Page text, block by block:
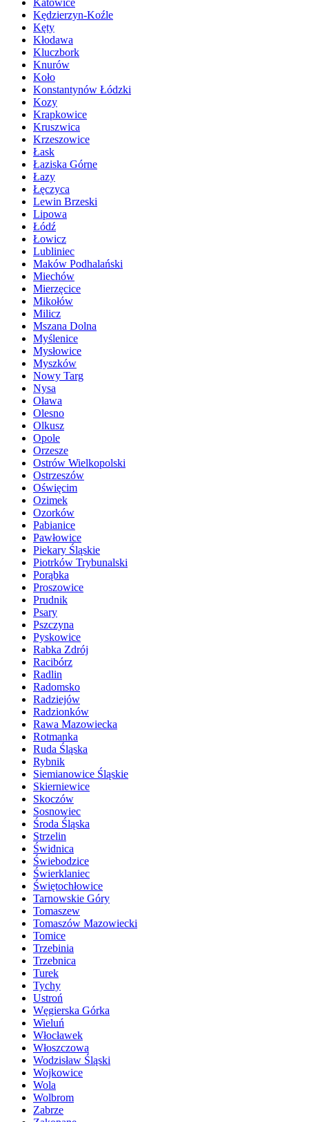
Kędzierzyn-Koźle
Kęty
Kłodawa
Kluczbork
Knurów
Koło
Konstantynów Łódzki
Kozy
Krapkowice
Kruszwica
Krzeszowice
Łask
Łaziska Górne
Łazy
Łęczyca
Lewin Brzeski
Lipowa
Łódź
Łowicz
Lubliniec
Maków Podhalański
Miechów
Mierzęcice
Mikołów
Milicz
Mszana Dolna
Myślenice
Mysłowice
Myszków
Nowy Targ
Nysa
Oława
Olesno
Olkusz
Opole
Orzesze
Ostrów Wielkopolski
Ostrzeszów
Oświęcim
Ozimek
Ozorków
Pabianice
Pawłowice
Piekary Śląskie
Piotrków Trybunalski
Porąbka
Proszowice
Prudnik
Psary
Pszczyna
Pyskowice
Rabka Zdrój
Racibórz
Radlin
Radomsko
Radziejów
Radzionków
Rawa Mazowiecka
Rotmanka
Ruda Śląska
Rybnik
Siemianowice Śląskie
Skierniewice
Skoczów
Sosnowiec
Środa Śląska
Strzelin
Świdnica
Świebodzice
Świerklaniec
Świętochłowice
Tarnowskie Góry
Tomaszew
Tomaszów Mazowiecki
Tomice
Trzebinia
Trzebnica
Turek
Tychy
Ustroń
Węgierska Górka
Wieluń
Włocławek
Włoszczowa
Wodzisław Śląski
Wojkowice
Wola
Wolbrom
Zabrze